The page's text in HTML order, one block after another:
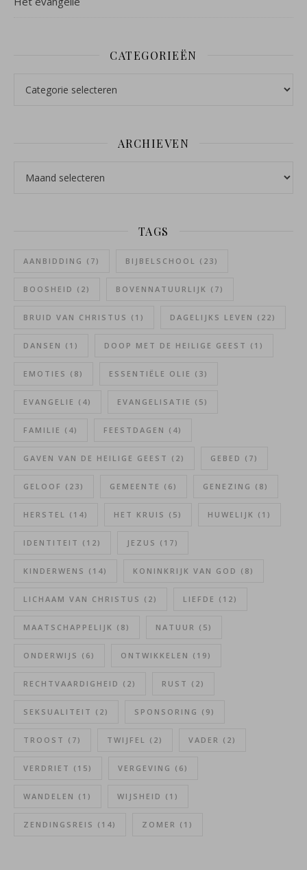
CATEGORIEËN
ARCHIEVEN
TAGS
AANBIDDING (7) BIJBELSCHOOL (23)
BOOSHEID (2) BOVENNATUURLIJK (7)
BRUID VAN CHRISTUS (1) DAGELIJKS LEVEN (22)
DANSEN (1) DOOP MET DE HEILIGE GEEST (1)
EMOTIES (8) ESSENTIËLE OLIE (3)
EVANGELIE (4) EVANGELISATIE (5)
FAMILIE (4) FEESTDAGEN (4)
GAVEN VAN DE HEILIGE GEEST (2) GEBED (7)
GELOOF (23) GEMEENTE (6) GENEZING (8)
HERSTEL (14) HET KRUIS (5) HUWELIJK (1)
IDENTITEIT (12) JEZUS (17)
KINDERWENS (14) KONINKRIJK VAN GOD (8)
LICHAAM VAN CHRISTUS (2) LIEFDE (12)
MAATSCHAPPELIJK (8) NATUUR (5)
ONDERWIJS (6) ONTWIKKELEN (19)
RECHTVAARDIGHEID (2) RUST (2)
SEKSUALITEIT (2) SPONSORING (9)
TROOST (7) TWIJFEL (2) VADER (2)
VERDRIET (15) VERGEVING (6)
WANDELEN (1) WIJSHEID (1)
ZENDINGSREIS (14) ZOMER (1)